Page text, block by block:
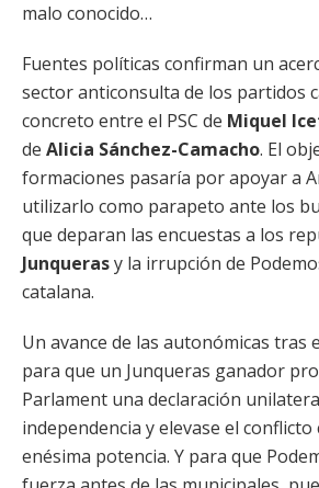
malo conocido…
Fuentes políticas confirman un
sector anticonsulta de los partidos
concreto entre el PSC de Miquel
de Alicia Sánchez-Camacho. El
formaciones pasaría por apoyar a
utilizarlo como parapeto ante los
que deparan las encuestas a los
Junquerasy la irrupción de
catalana.
Un avance de las autonómicas tras
para que un Junqueras ganador
Parlament una declaración
independencia y elevase el conflicto
enésima potencia. Y para que